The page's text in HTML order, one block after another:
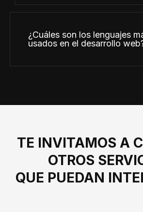
¿Cuáles son los lenguajes
usados en el desarrollo
TE INVITAMOS A
OTROS
QUE PUEDAN